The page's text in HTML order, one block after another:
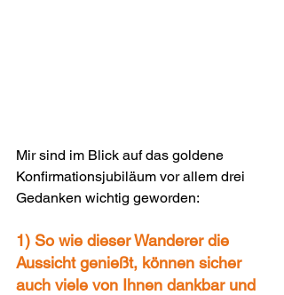
Mir sind im Blick auf das goldene
Konfirmationsjubiläum vor allem drei
Gedanken wichtig geworden:
1) So wie dieser Wanderer die
Aussicht genießt, können sicher
auch viele von Ihnen dankbar und